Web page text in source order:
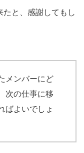
と、感謝してもし
メンバーにど
次の仕事に移
ばよいでしょ